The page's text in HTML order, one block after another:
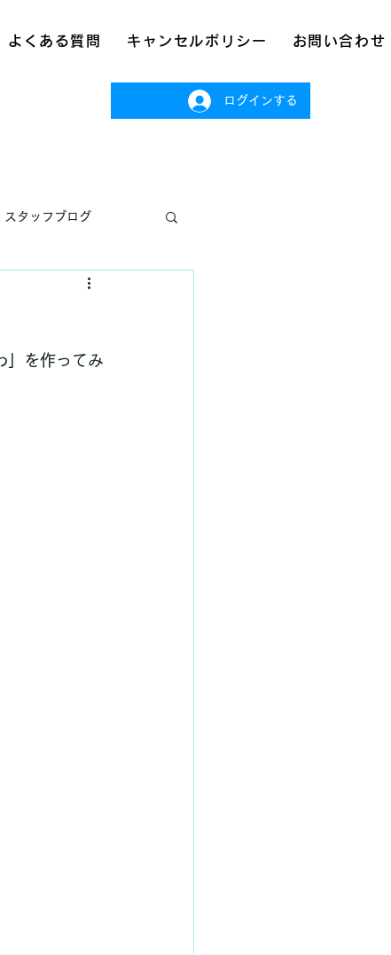
よくある質問 キャンセルポリシー お問い合わせ
ログインする
スタッフブログ
」を作ってみ